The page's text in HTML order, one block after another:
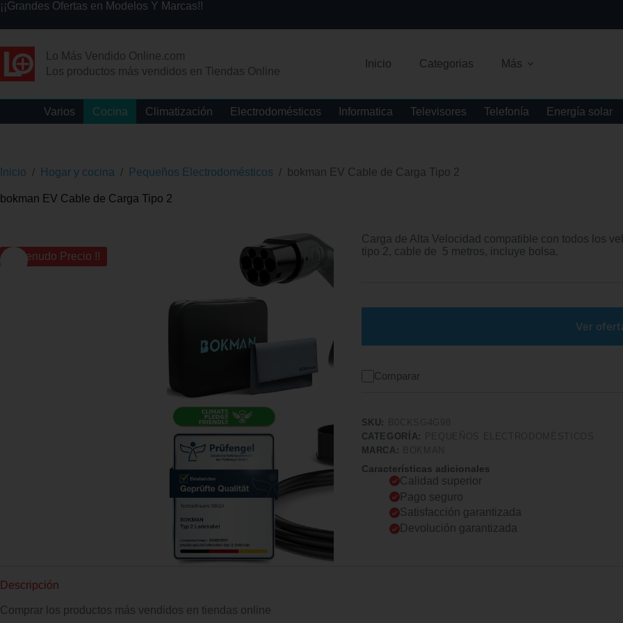
¡¡Grandes Ofertas en Modelos Y Marcas!!
Lo Más Vendido Online.com
Los productos más vendidos en Tiendas Online
Inicio Categorias Más
Varios Cocina Climatización Electrodomésticos Informatica Televisores Telefonía Energía solar
Inicio / Hogar y cocina / Pequeños Electrodomésticos / bokman EV Cable de Carga Tipo 2
bokman EV Cable de Carga Tipo 2
¡¡ Menudo Precio !!
Carga de Alta Velocidad compatible con todos los
tipo 2, cable de 5 metros, incluye bolsa.
Ver
Comparar
SKU:
CATEGORÍA:
MARCA:
Características adicionales
Calidad superior
Pago seguro
Satisfacción garantizada
Devolución garantizada
Descripción
Comprar los productos más vendidos en tiendas online